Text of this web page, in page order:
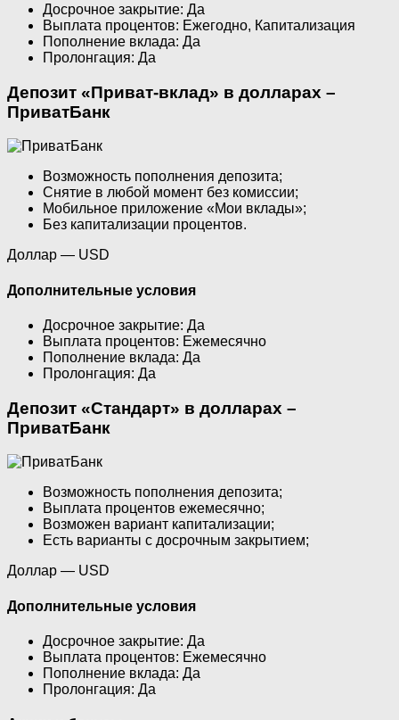
Досрочное закрытие: Да
Выплата процентов: Ежегодно, Капитализация
Пополнение вклада: Да
Пролонгация: Да
Депозит «Приват-вклад» в долларах –
ПриватБанк
Возможность пополнения депозита;
Снятие в любой момент без комиссии;
Мобильное приложение «Мои вклады»;
Без капитализации процентов.
Доллар — USD
Дополнительные условия
Досрочное закрытие: Да
Выплата процентов: Ежемесячно
Пополнение вклада: Да
Пролонгация: Да
Депозит «Стандарт» в долларах –
ПриватБанк
Возможность пополнения депозита;
Выплата процентов ежемесячно;
Возможен вариант капитализации;
Есть варианты с досрочным закрытием;
Доллар — USD
Дополнительные условия
Досрочное закрытие: Да
Выплата процентов: Ежемесячно
Пополнение вклада: Да
Пролонгация: Да